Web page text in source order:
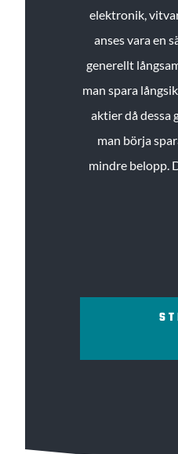
elektronik,
anses vara en
generellt
man spara
aktier då dessa
man börja
mindre belopp.